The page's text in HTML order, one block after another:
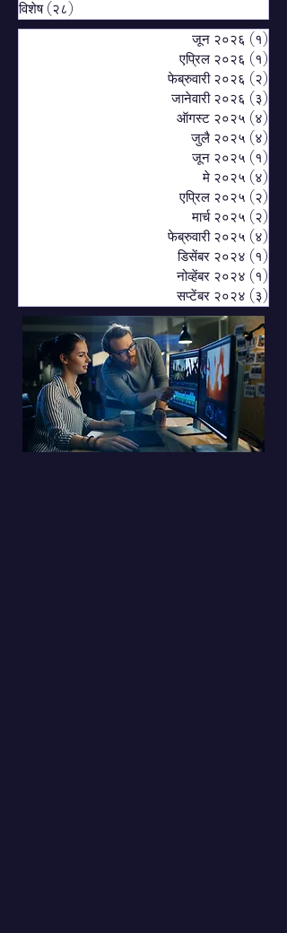
विशेष (२८)
जून २०२६ (१)
एप्रिल २०२६ (१)
फेब्रुवारी २०२६ (२)
जानेवारी २०२६ (३)
ऑगस्ट २०२५ (४)
जुलै २०२५ (४)
जून २०२५ (१)
मे २०२५ (४)
एप्रिल २०२५ (२)
मार्च २०२५ (२)
फेब्रुवारी २०२५ (४)
डिसेंबर २०२४ (१)
नोव्हेंबर २०२४ (१)
सप्टेंबर २०२४ (३)